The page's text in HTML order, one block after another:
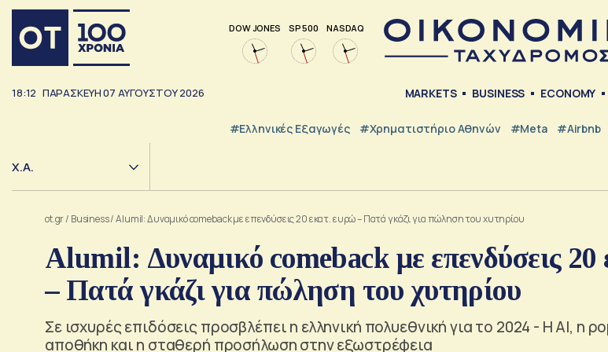
DOW JONES SP 500 NASDAQ
18:12 ΠΑΡΑΣΚΕΥΗ07 ΑΥΓΟΥΣΤΟΥ2026 MARKETS BUSINESS ECONOMY
#Ελληνικές Εξαγωγές #Χρηματιστήριο Αθηνών #Meta #Airbnb
Χ.Α.
ot.gr/ Business/Alumil: Δυναμικό comeback με επενδύσεις 20 εκατ. ευρώ – Πατά γκάζι για πώληση του χυτηρίου
Alumil: Δυναμικό comeback με επενδύσεις 20
– Πατά γκάζι για πώληση του χυτηρίου
Σε ισχυρές επιδόσεις προσβλέπει η ελληνική πολυεθνική για το 2024 - Η AI, η
αποθήκη και η σταθερή προσήλωση στην εξωστρέφεια